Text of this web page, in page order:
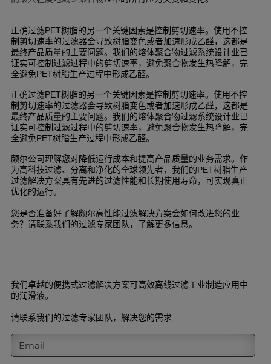
正确过滤PET树脂的另一个关键因素是控制剪切速率。使用不控
制剪切速率的过滤器会导致树脂变色或者加速形成乙醛，这都是
最终产品质量的主要问题。我们的熔体聚合物过滤系统设计业已
证实可控制过滤过程中的剪切速率，避免聚合物发生热降解，完
全避免PET树脂生产过程中形成乙醛。
正确过滤PET树脂的另一个关键因素是控制剪切速率。使用不控
制剪切速率的过滤器会导致树脂变色或者加速形成乙醛，这都是
最终产品质量的主要问题。我们的熔体聚合物过滤系统设计业已
证实可控制过滤过程中的剪切速率，避免聚合物发生热降解，完
全避免PET树脂生产过程中形成乙醛。
颇尔公司理解您对降低运行成本和提高产品质量的业务需求。作
为高科技过滤、分离和净化的全球领先者，我们的PET树脂生产
过滤解决方案具有先进的过滤性能和长期使用寿命，可实现真正
优化的运行。
您是否准备好了解颇尔高性能过滤解决方案会如何改进您的业
务？请联系我们的过滤专家团队，了解更多信息。
我们卓越的便携式过滤解决方案可高效离线过滤工业制造应用中
的润滑液。
请联系我们的过滤专家团队，解决您的需求
Email